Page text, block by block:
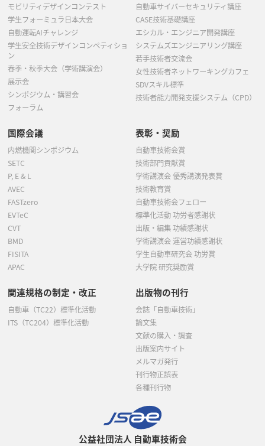
公益社団法人 自動車技術会
モビリティデザインコンテスト
学生フォーミュラ日本大会
自動運転AIチャレンジ
学生安全技術デザインコンペティショ
ン
春季・秋季大会（学術講演会）
展示会
シンポジウム・講習会
フォーラム
自動車サイバーセキュリティ講座
CASE技術基礎講座
エシカル・エンジニア開発講座
システムズエンジニアリング講座
若手技術者交流会
女性技術者ネットワーキングカフェ
SDVスキル標準
技術者能力開発支援システム（CPD）
国際会議
内燃機関シンポジウム
SETC
P, E & L
AVEC
FASTzero
EVTeC
CVT
BMD
FISITA
APAC
表彰・奨励
自動車技術会賞
技術部門貢献賞
学術講演会 優秀講演発表賞
技術教育賞
自動車技術会フェロー
標準化活動 功労者感謝状
出版・編集 功績感謝状
学術講演会 運営功績感謝状
学生自動車研究会 功労賞
大学院 研究奨励賞
関連規格の制定・改正
自動車（TC22）標準化活動
ITS（TC204）標準化活動
出版物の刊行
会誌「自動車技術」
論文集
文献の購入・調査
出版案内サイト
メルマガ発行
刊行物正誤表
各種刊行物